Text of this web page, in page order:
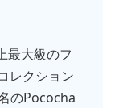
最大級のフ
レクション
のPococha